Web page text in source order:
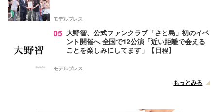
モデルプレス
05 大野智、公式ファンクラブ「さと島」初のイベ
ント開催へ 全国で12公演「近い距離で会える
ことを楽しみにしてます」【日程】
モデルプレス
もっとみる